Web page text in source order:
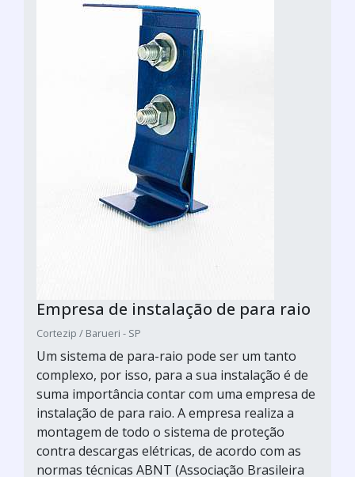
Empresa de instalação de para raio
Cortezip / Barueri - SP
Um sistema de para-raio pode ser um tanto
complexo, por isso, para a sua instalação é de
suma importância contar com uma empresa de
instalação de para raio. A empresa realiza a
montagem de todo o sistema de proteção
contra descargas elétricas, de acordo com as
normas técnicas ABNT (Associação Brasileira